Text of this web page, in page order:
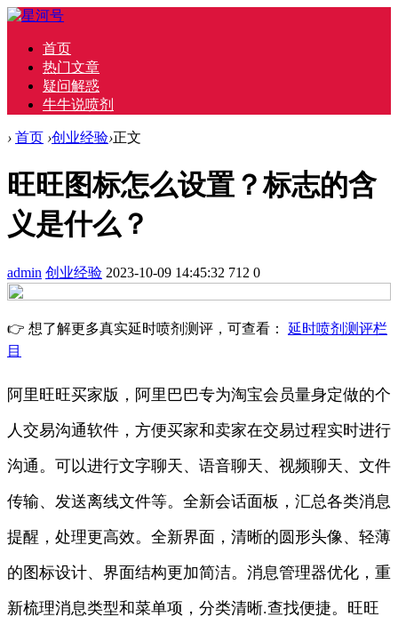
首页
热门文章
疑问解惑
牛牛说喷剂
› 首页 ›创业经验›正文
旺旺图标怎么设置？标志的含
义是什么？
admin 创业经验 2023-10-09 14:45:32 712 0
👉 想了解更多真实延时喷剂测评，可查看： 延时喷剂测评栏
目
阿里旺旺买家版，阿里巴巴专为淘宝会员量身定做的个
人交易沟通软件，方便买家和卖家在交易过程实时进行
沟通。可以进行文字聊天、语音聊天、视频聊天、文件
传输、发送离线文件等。全新会话面板，汇总各类消息
提醒，处理更高效。全新界面，清晰的圆形头像、轻薄
的图标设计、界面结构更加简洁。消息管理器优化，重
新梳理消息类型和菜单项，分类清晰.查找便捷。旺旺